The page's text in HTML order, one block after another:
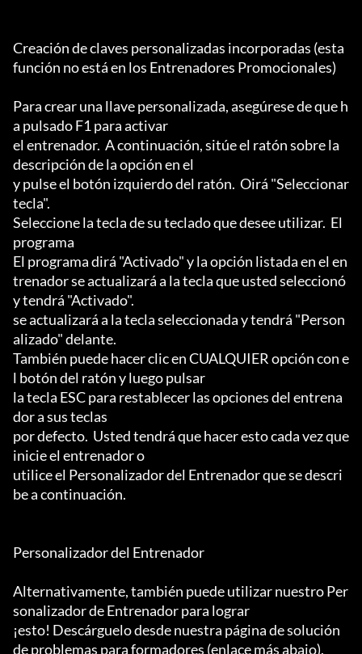
Creación de claves personalizadas incorporadas (esta
función no está en los Entrenadores Promocionales)
Para crear una llave personalizada, asegúrese de que h
a pulsado F1 para activar
el entrenador.  A continuación, sitúe el ratón sobre la
descripción de la opción en el
y pulse el botón izquierdo del ratón.  Oirá "Seleccionar
tecla".
Seleccione la tecla de su teclado que desee utilizar.  El
programa
El programa dirá "Activado" y la opción listada en el en
trenador se actualizará a la tecla que usted seleccionó
y tendrá "Activado".
se actualizará a la tecla seleccionada y tendrá "Person
alizado" delante.
También puede hacer clic en CUALQUIER opción con e
l botón del ratón y luego pulsar
la tecla ESC para restablecer las opciones del entrena
dor a sus teclas
por defecto.  Usted tendrá que hacer esto cada vez que
inicie el entrenador o
utilice el Personalizador del Entrenador que se descri
be a continuación.
Personalizador del Entrenador
Alternativamente, también puede utilizar nuestro Per
sonalizador de Entrenador para lograr
¡esto! Descárguelo desde nuestra página de solución
de problemas para formadores (enlace más abajo).